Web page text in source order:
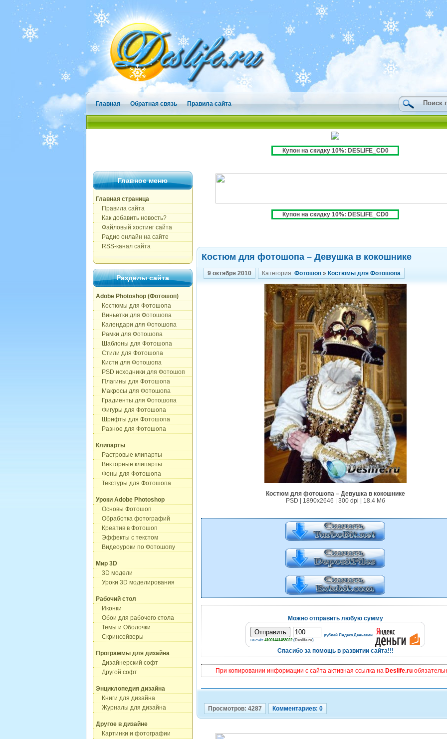
Главная Обратная связь Правила сайта
Купон на скидку 10%: DESLIFE_CD0
Главное меню
Главная страница
Правила сайта
Как добавить новость?
Файловый хостинг сайта
Радио онлайн на сайте
RSS-канал сайта
Разделы сайта
Adobe Photoshop (Фотошоп)
Костюмы для Фотошопа
Виньетки для Фотошопа
Календари для Фотошопа
Рамки для Фотошопа
Шаблоны для Фотошопа
Стили для Фотошопа
Кисти для Фотошопа
PSD исходники для Фотошоп
Плагины для Фотошопа
Макросы для Фотошопа
Градиенты для Фотошопа
Фигуры для Фотошопа
Шрифты для Фотошопа
Разное для Фотошопа
Клипарты
Растровые клипарты
Векторные клипарты
Фоны для Фотошопа
Текстуры для Фотошопа
Уроки Adobe Photoshop
Основы Фотошоп
Обработка фотографий
Креатив в Фотошоп
Эффекты с текстом
Видеоуроки по Фотошопу
Мир 3D
3D модели
Уроки 3D моделирования
Рабочий стол
Иконки
Обои для рабочего стола
Темы и Оболочки
Скринсейверы
Программы для дизайна
Дизайнерский софт
Другой софт
Энциклопедия дизайна
Книги для дизайна
Журналы для дизайна
Другое в дизайне
Картинки и фотографии
Купон на скидку 10%: DESLIFE_CD0
Костюм для фотошопа – Девушка в кокошнике
9 октября 2010 Категория: Фотошоп » Костюмы для Фотошопа
Костюм для фотошопа – Девушка в кокошнике
PSD | 1890x2646 | 300 dpi | 18.4 Мб
Можно отправить любую сумму
рублей Яндекс.Деньгами
на счёт 41001441453022 (Deslife.ru)
Спасибо за помощь в развитии сайта!!!
При копировании информации с сайта активная ссылка на Deslife.ru
Просмотров: 4287 Комментариев: 0